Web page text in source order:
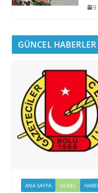
9
GÜNCEL HABERLER
ANA SAYFA GENEL